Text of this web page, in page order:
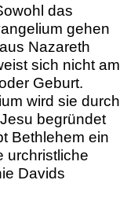
das
gehen
Nazareth
sich nicht am
Geburt.
wird sie durch
begründet
Bethlehem ein
urchristliche
Davids